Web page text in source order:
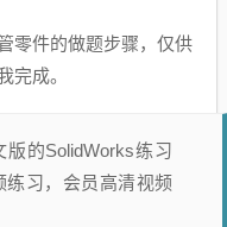
零件的做题步骤，仅供
完成。
的SolidWorks练习
习，会员高清视频